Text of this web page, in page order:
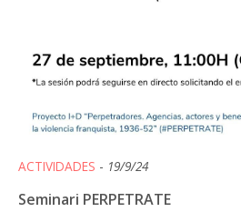
ACTIVIDADES - 19/9/24
Seminari PERPETRATE